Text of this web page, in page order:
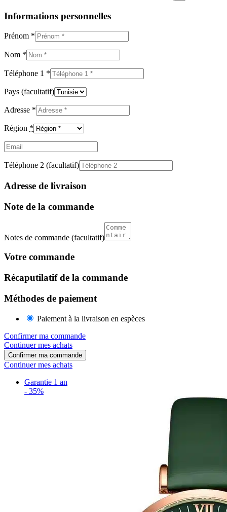
Informations personnelles
Prénom *
Nom *
Téléphone 1 *
Pays (facultatif)
Adresse *
Région *
Email
Téléphone 2 (facultatif)
Adresse de livraison
Note de la commande
Notes de commande (facultatif)
Votre commande
Récaputilatif de la commande
Méthodes de paiement
Paiement à la livraison en espèces
Confirmer ma commande
Continuer mes achats
Confirmer ma commande
Continuer mes achats
Garantie 1 an
- 35%